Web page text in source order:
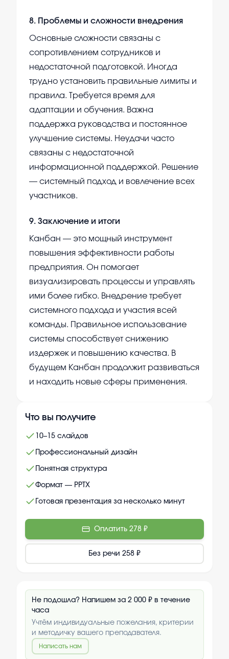
8. Проблемы и сложности внедрения
Основные сложности связаны с
сопротивлением сотрудников и
недостаточной подготовкой. Иногда
трудно установить правильные лимиты и
правила. Требуется время для
адаптации и обучения. Важна
поддержка руководства и постоянное
улучшение системы. Неудачи часто
связаны с недостаточной
информационной поддержкой. Решение
— системный подход и вовлечение всех
участников.
9. Заключение и итоги
Канбан — это мощный инструмент
повышения эффективности работы
предприятия. Он помогает
визуализировать процессы и управлять
ими более гибко. Внедрение требует
системного подхода и участия всей
команды. Правильное использование
системы способствует снижению
издержек и повышению качества. В
будущем Канбан продолжит развиваться
и находить новые сферы применения.
Что вы получите
10–15 слайдов
Профессиональный дизайн
Понятная структура
Формат — PPTX
Готовая презентация за несколько минут
Оплатить 278 ₽
Без речи 258 ₽
Не подошла? Напишем за 2 000 ₽ в течение
часа
Учтём индивидуальные пожелания, критерии
и методичку вашего преподавателя.
Написать нам